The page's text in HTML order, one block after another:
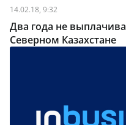
14.02.18, 9:32
Два года не
Северном Казахстане